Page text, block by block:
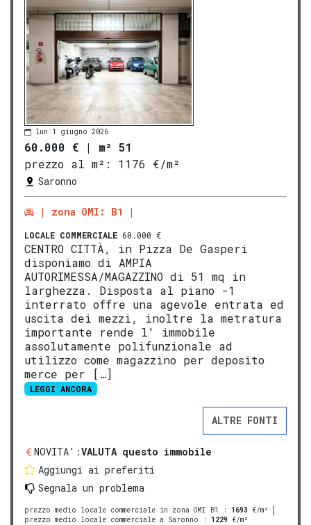
lun 1 giugno 2026
60.000 € | m² 51
prezzo al m²:
1176 €/m²
Saronno
zona OMI: B1
LOCALE COMMERCIALE 60.000 €
CENTRO CITTÀ, in Pizza De Gasperi
disponiamo di AMPIA
AUTORIMESSA/MAGAZZINO di 51 mq in
larghezza. Disposta al piano -1
interrato offre una agevole entrata ed
uscita dei mezzi, inoltre la metratura
importante rende l' immobile
assolutamente polifunzionale ad
utilizzo come magazzino per deposito
merce per […]
LEGGI ANCORA
ALTRE FONTI
NOVITA':VALUTA questo immobile
Aggiungi ai preferiti
Segnala un problema
prezzo medio locale commerciale in zona OMI B1 : 1693 €/m²
prezzo medio locale commerciale a Saronno : 1229 €/m²